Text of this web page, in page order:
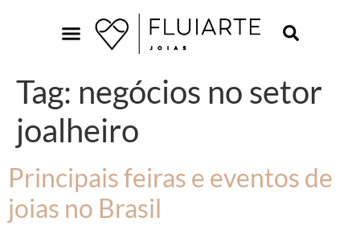
Tag: negócios no setor
joalheiro
Principais feiras e eventos de
joias no Brasil